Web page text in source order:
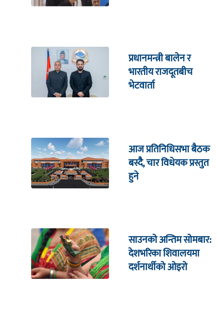
प्रधानमन्त्री बालेन र
भारतीय राजदूतबीच
भेटवार्ता
आज प्रतिनिधिसभा बैठक
बस्दैै, चार विधेयक प्रस्तुत
हुने
साउनको अन्तिम सोमबार:
देशभरिका शिवालयमा
दर्शनार्थीको ओइरो